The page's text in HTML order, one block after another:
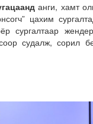
анги, хамт
цахим
сургалтаар
судалж, сорил